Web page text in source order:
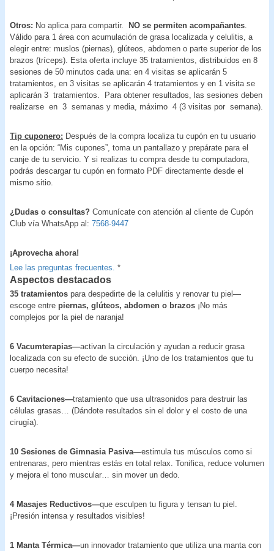
Otros: No aplica para compartir. NO se permiten acompañantes
Válido para 1 área con acumulación de grasa localizada y celulitis, a
elegir entre: muslos (piernas), glúteos, abdomen o parte superior de los
brazos (tríceps). Esta oferta incluye 35 tratamientos, distribuidos en 8
sesiones de 50 minutos cada una: en 4 visitas se aplicarán 5
tratamientos, en 3 visitas se aplicarán 4 tratamientos y en 1 visita se
aplicarán 3 tratamientos. Para obtener resultados, las sesiones deben
realizarse en 3 semanas y media, máximo 4 (3 visitas por semana).
Tip cuponero: Después de la compra localiza tu cupón en tu usuario
en la opción: “Mis cupones”, toma un pantallazo y prepárate para el
canje de tu servicio. Y si realizas tu compra desde tu computadora,
podrás descargar tu cupón en formato PDF directamente desde el
mismo sitio.
¿Dudas o consultas? Comunícate con atención al cliente de Cupón
Club vía WhatsApp al: 7568-9447
¡Aprovecha ahora!
Lee las preguntas frecuentes. *
Aspectos destacados
35 tratamientos para despedirte de la celulitis y renovar tu piel—
escoge entre piernas, glúteos, abdomen o brazos ¡No más
complejos por la piel de naranja!
6 Vacumterapias—activan la circulación y ayudan a reducir grasa
localizada con su efecto de succión. ¡Uno de los tratamientos que tu
cuerpo necesita!
6 Cavitaciones—tratamiento que usa ultrasonidos para destruir las
células grasas… (Dándote resultados sin el dolor y el costo de una
cirugía).
10 Sesiones de Gimnasia Pasiva—estimula tus músculos como si
entrenaras, pero mientras estás en total relax. Tonifica, reduce volumen
y mejora el tono muscular… sin mover un dedo.
4 Masajes Reductivos—que esculpen tu figura y tensan tu piel.
¡Presión intensa y resultados visibles!
1 Manta Térmica—un innovador tratamiento que utiliza una manta con